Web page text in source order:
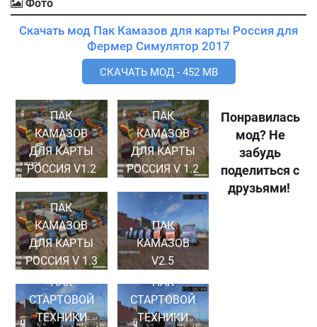
Фото
Скачать мод Пак Камазов для карты Россия для
Фермер Симулятор 2017
СКАЧАТЬ МОД - 452 MB
ПАК
КАМАЗОВ
ДЛЯ КАРТЫ
РОССИЯ V1.2
ПАК
КАМАЗОВ
ДЛЯ КАРТЫ
РОССИЯ V 1.2
ПАК
КАМАЗОВ
ДЛЯ КАРТЫ
РОССИЯ V 1.3
ПАК
КАМАЗОВ
V2.5
ПАК
СТАРТОВОЙ
ТЕХНИКИ
ПАК
СТАРТОВОЙ
ТЕХНИКИ
Понравилась
мод? Не
забудь
поделиться с
друзьями!